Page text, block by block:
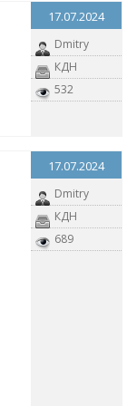
17.07.2024
Dmitry
КДН
532
17.07.2024
Dmitry
КДН
689